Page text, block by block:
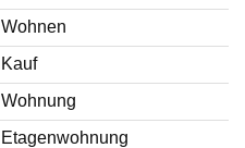
Wohnen
Kauf
Wohnung
Etagenwohnung